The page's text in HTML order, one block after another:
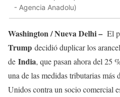
- Agencia Anadolu)
Washington / Nueva Delhi – El
Trump decidió duplicar los
de India, que pasan ahora del 25
una de las medidas tributarias más
Unidos contra un socio comercial